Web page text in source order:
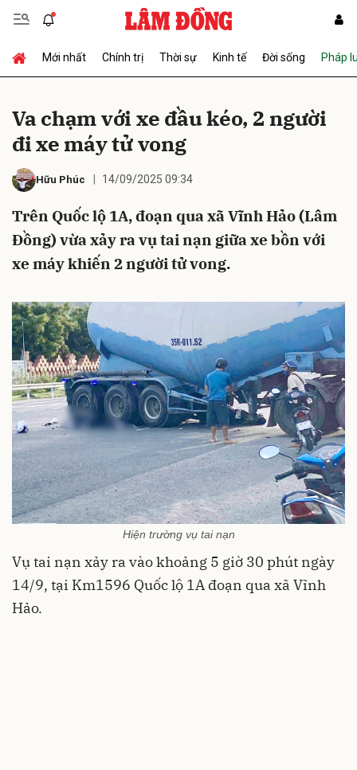
Mới nhất Chính trị Thời sự Kinh tế Đời sống Pháp
Va chạm với xe đầu kéo, 2 người
đi xe máy tử vong
Hữu Phúc 14/09/2025 09:34
Trên Quốc lộ 1A, đoạn qua xã Vĩnh Hảo (Lâm
Đồng) vừa xảy ra vụ tai nạn giữa xe bồn với
xe máy khiến 2 người tử vong.
Hiện trường vụ tai nạn
Vụ tai nạn xảy ra vào khoảng 5 giờ 30 phút ngày
14/9, tại Km1596 Quốc lộ 1A đoạn qua xã Vĩnh
Hảo.
Gửi bình luận
Hủy Gửi